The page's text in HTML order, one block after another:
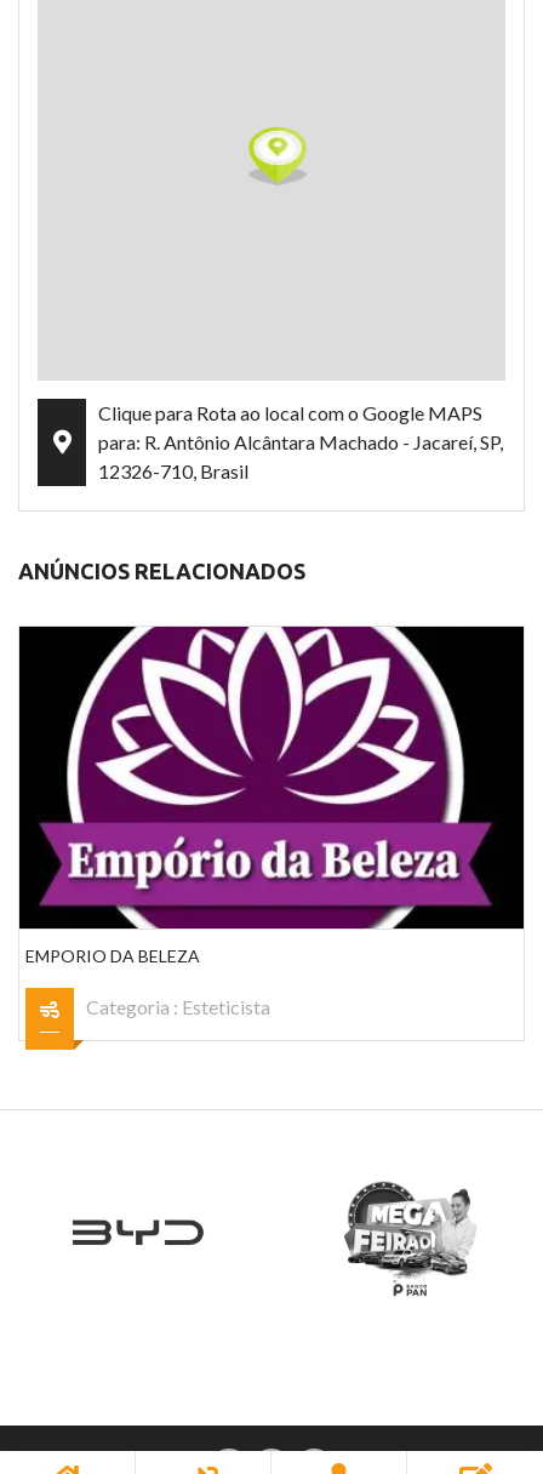
Clique para Rota ao local com o Google MAPS
para: R. Antônio Alcântara Machado - Jacareí, SP,
12326-710, Brasil
ANÚNCIOS RELACIONADOS
EMPORIO DA BELEZA
Categoria : Esteticista